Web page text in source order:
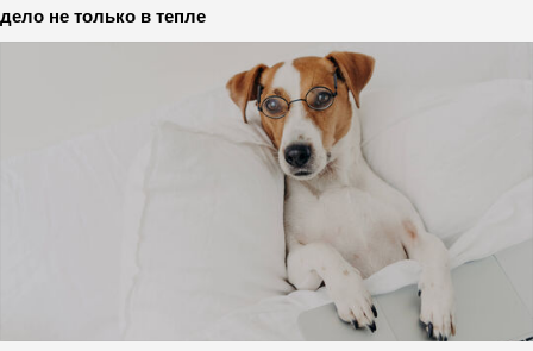
дело не только в тепле